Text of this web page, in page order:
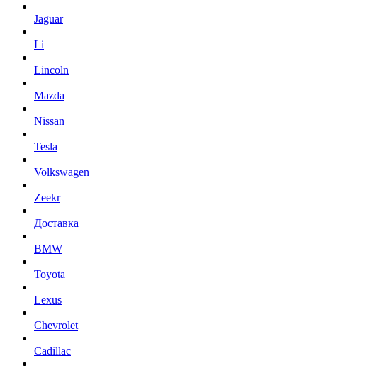
Jaguar
Li
Lincoln
Mazda
Nissan
Tesla
Volkswagen
Zeekr
Доставка
BMW
Toyota
Lexus
Chevrolet
Cadillac